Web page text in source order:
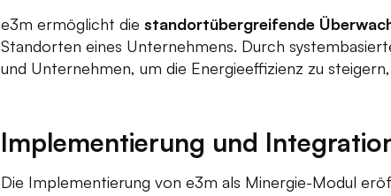
e3m ermöglicht die standortübergreifende
Standorten eines Unternehmens. Durch
und Unternehmen, um die Energieeffizienz zu
Implementierung und
Die Implementierung von e3m als Minergie-Modul